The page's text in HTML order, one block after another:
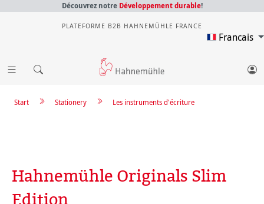
Découvrez notre Développement durable!
PLATEFORME B2B HAHNEMÜHLE FRANCE
Francais
Les instruments d'écriture
Stationery
Start
Hahnemühle Originals Slim
Edition